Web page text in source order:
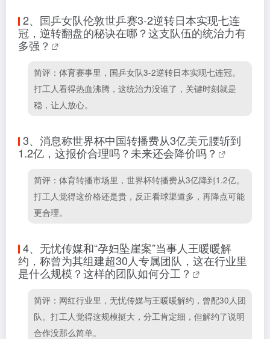
2、 国乒女队伦敦世乒赛3-2逆转日本实现七连
冠，逆转翻盘的秘诀在哪？这支队伍的统治力有
多强？
简评：体育赛事里，国乒女队3-2逆转日本实现七连冠。
打工人看得热血沸腾，这统治力没谁了，关键时刻就是
稳，让人放心。
3、 消息称世界杯中国转播费从3亿美元腰斩到
1.2亿，这报价合理吗？未来还会降价吗？
简评：体育转播市场里，世界杯转播费从3亿降到1.2亿。
打工人觉得这价格还是贵，反正看球渠道多，再降点可能
更合理。
4、 无忧传媒和“孕妇坠崖案”当事人王暖暖解
约，称曾为其组建超30人专属团队，这在行业里
是什么规模？这样的团队如何分工？
简评：网红行业里，无忧传媒与王暖暖解约，曾配30人团
队。打工人觉得这规模挺大，分工肯定细，但解约了说明
合作没那么简单。